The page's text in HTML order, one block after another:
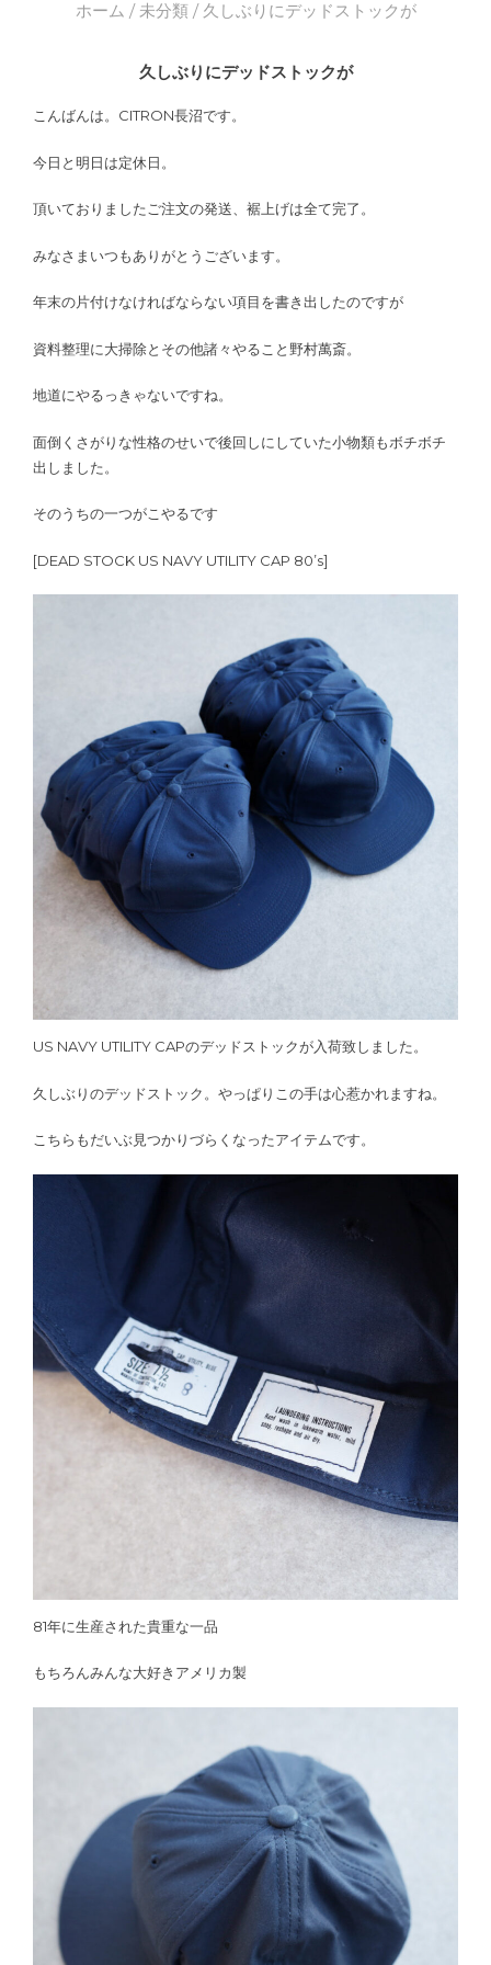
ホーム / 未分類/ 久しぶりにデッドストックが
久しぶりにデッドストックが
こんばんは。CITRON長沼です。
今日と明日は定休日。
頂いておりましたご注文の発送、裾上げは全て完了。
みなさまいつもありがとうございます。
年末の片付けなければならない項目を書き出したのですが
資料整理に大掃除とその他諸々やること野村萬斎。
地道にやるっきゃないですね。
面倒くさがりな性格のせいで後回しにしていた小物類もボチボチ
出しました。
そのうちの一つがこやるです
[DEAD STOCK US NAVY UTILITY CAP 80’s]
US NAVY UTILITY CAPのデッドストックが入荷致しました。
久しぶりのデッドストック。やっぱりこの手は心惹かれますね。
こちらもだいぶ見つかりづらくなったアイテムです。
81年に生産された貴重な一品
もちろんみんな大好きアメリカ製